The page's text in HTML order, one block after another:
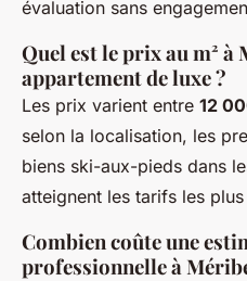
évaluation sans
Quel est le prix au m²
appartement de luxe ?
Les prix varient entre 12
selon la localisation, les
biens ski-aux-pieds dans
atteignent les tarifs les
Combien coûte une
professionnelle à